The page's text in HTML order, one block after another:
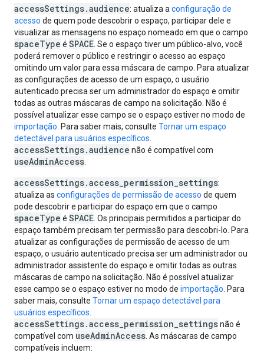
accessSettings.audience: atualiza a configuração de
acesso de quem pode descobrir o espaço, participar dele e
visualizar as mensagens no espaço nomeado em que o campo
spaceType é SPACE . Se o espaço tiver um público-alvo, você
poderá remover o público e restringir o acesso ao espaço
omitindo um valor para essa máscara de campo. Para atualizar
as configurações de acesso de um espaço, o usuário
autenticado precisa ser um administrador do espaço e omitir
todas as outras máscaras de campo na solicitação. Não é
possível atualizar esse campo se o espaço estiver no modo de
importação . Para saber mais, consulte Tornar um espaço
detectável para usuários específicos
accessSettings.audience não é compatível com
useAdminAccess
accessSettings.access_permission_settings:
atualiza as configurações de permissão de acesso de quem
pode descobrir e participar do espaço em que o campo
spaceType é SPACE . Os principais permitidos a participar do
espaço também precisam ter permissão para descobri-lo. Para
atualizar as configurações de permissão de acesso de um
espaço, o usuário autenticado precisa ser um administrador ou
administrador assistente do espaço e omitir todas as outras
máscaras de campo na solicitação. Não é possível atualizar
esse campo se o espaço estiver no modo de importação . Para
saber mais, consulte Tornar um espaço detectável para
usuários específicos
accessSettings.access_permission_settingsnão é
compatível com useAdminAccess . As máscaras de campo
compatíveis incluem: